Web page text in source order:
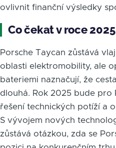
ovlivnit finanční výsledky
Co čekat v roce 2025
Porsche Taycan zůstává
oblasti elektromobility, ale
bateriemi naznačují, že
dlouhá. Rok 2025 bude pro
řešení technických potíží a
S vývojem nových
zůstává otázkou, zda se